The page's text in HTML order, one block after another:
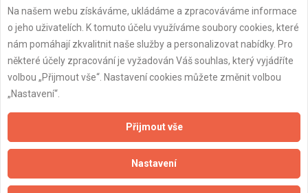
Aktualizováno z portálu ARES dne 25.02.2025 09:19:26
Naše firmy a řemeslníci
Zpracování a ochrana osobních údajů
Zásady pro používání souborů cookie
Obchodní podmínky (zprostředkování)
Na našem webu získáváme, ukládáme a zpracováváme informace
o jeho uživatelích. K tomuto účelu využíváme soubory cookies, které
nám pomáhají zkvalitnit naše služby a personalizovat nabídky. Pro
některé účely zpracování je vyžadován Váš souhlas, který vyjádříte
volbou „Přijmout vše“. Nastavení cookies můžete změnit volbou
„Nastavení“.
Přijmout vše
Nastavení